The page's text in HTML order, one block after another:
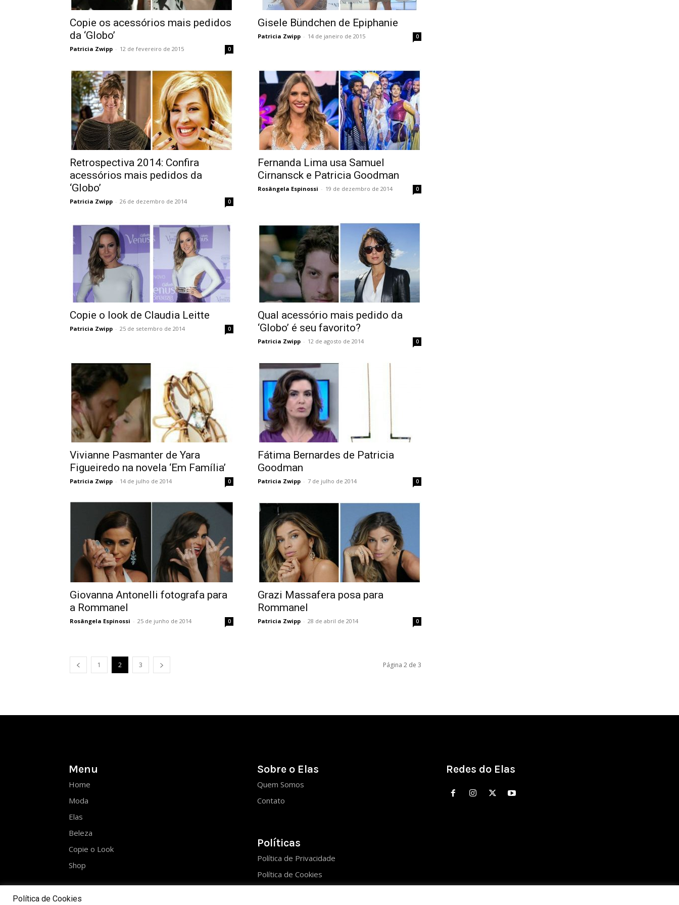
Copie os acessórios mais pedidos
da ‘Globo’
Patricia Zwipp - 12 de fevereiro de 2015 0
Gisele Bündchen de Epiphanie
Patricia Zwipp - 14 de janeiro de 2015 0
Retrospectiva 2014: Confira
acessórios mais pedidos da
‘Globo’
Patricia Zwipp - 26 de dezembro de 2014 0
Fernanda Lima usa Samuel
Cirnansck e Patricia Goodman
Rosângela Espinossi - 19 de dezembro de 2014 0
Copie o look de Claudia Leitte
Patricia Zwipp - 25 de setembro de 2014 0
Qual acessório mais pedido da
‘Globo’ é seu favorito?
Patricia Zwipp - 12 de agosto de 2014 0
Vivianne Pasmanter de Yara
Figueiredo na novela ‘Em Família’
Patricia Zwipp - 14 de julho de 2014 0
Fátima Bernardes de Patricia
Goodman
Patricia Zwipp - 7 de julho de 2014 0
Giovanna Antonelli fotografa para
a Rommanel
Rosângela Espinossi - 25 de junho de 2014 0
Grazi Massafera posa para
Rommanel
Patricia Zwipp - 28 de abril de 2014 0
1 2 3 Página 2 de 3
Menu
Home
Moda
Elas
Beleza
Copie o Look
Shop
Sobre o Elas
Quem Somos
Contato
Políticas
Política de Privacidade
Política de Cookies
Redes do Elas
Política de Cookies